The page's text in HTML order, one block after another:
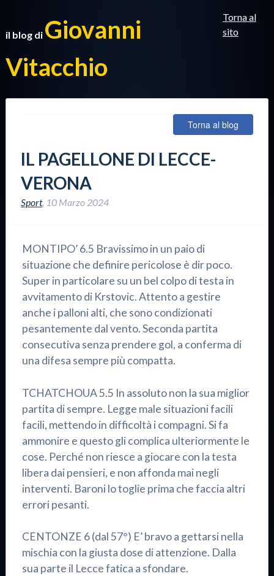
il blog di Giovanni
Vitacchio
Torna al
sito
Torna al blog
IL PAGELLONE DI LECCE-
VERONA
Sport, 10 Marzo 2024
MONTIPO’ 6.5 Bravissimo in un paio di
situazione che definire pericolose è dir poco.
Super in particolare su un bel colpo di testa in
avvitamento di Krstovic. Attento a gestire
anche i palloni alti, che sono condizionati
pesantemente dal vento. Seconda partita
consecutiva senza prendere gol, a conferma di
una difesa sempre più compatta.
TCHATCHOUA 5.5 In assoluto non la sua miglior
partita di sempre. Legge male situazioni facili
facili, mettendo in difficoltà i compagni. Si fa
ammonire e questo gli complica ulteriormente le
cose. Perché non riesce a giocare con la testa
libera dai pensieri, e non affonda mai negli
interventi. Baroni lo toglie prima che faccia altri
errori pesanti.
CENTONZE 6 (dal 57°) E’ bravo a gettarsi nella
mischia con la giusta dose di attenzione. Dalla
sua parte il Lecce fatica a sfondare.